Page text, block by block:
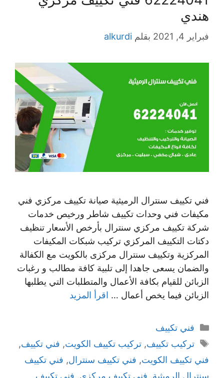
هندي
فبراير 4, 2021 بقلم alkurdi
فني تكييف سنترال الرميثية صيانة تكييف مركزي فني
مكيفات فني وحدات تكييف شاطر ورخيص خدمات
شركة تكييف مركزي سنترال بأرخص الأسعار تنظيف
دكتات التكييف المركزي تركيب شبكات المكيفات
المركزية وتكييف سنترال مركزى بالكويت مع الكفالة
والضمان يسعى جاهدا إلى تلبية كافة مطالب و رغبات
الزبائن للقيام بكافة الأعمال والمتطلبات التي يطلبها
الزبائن فيما يخص أعمال … اقرأ المزيد
التصنيفات
فني تكييف
الوسوم
تركيب تكييف, تركيب تكييف الكويت, فني تكييف,
فني تكييف الكويت, فني تكييف سنترال, فني تكييف
سنترال الرميثية, فني تكييف مركزي, فني تكييف